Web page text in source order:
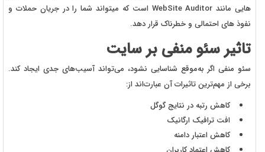
هایی مانند WebSite Auditor است که میتواند شما را در جریان حملات و
نفوذ های احتمالی و خطرناک قرار دهد.
تاثیر سئو منفی بر سایت
سئو منفی اگر به‌موقع شناسایی نشود، می‌تواند آسیب‌های جدی ایجاد کند.
برخی از مهم‌ترین تاثیرات آن عبارت‌اند از:
کاهش رتبه در نتایج گوگل
افت ترافیک ارگانیک
کاهش اعتبار دامنه